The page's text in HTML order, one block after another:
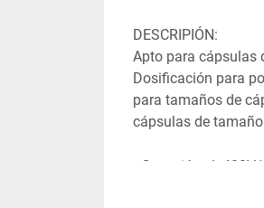
DESCRIPIÓN:
Apto para cápsulas
Dosificación para
para tamaños de
cápsulas de
• Conexión el. 400V/